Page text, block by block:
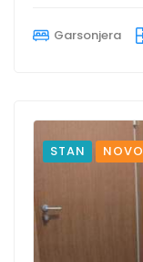
Garsonjera
STAN NOVO